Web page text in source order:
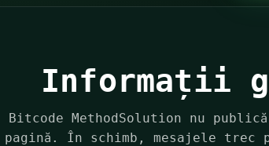
Informații
Bitcode MethodSolution nu
pagină. În schimb, mesajele